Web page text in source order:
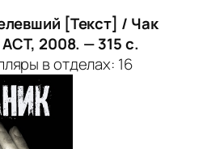
[Текст] / Чак
2008. — 315 с.
в отделах: 16